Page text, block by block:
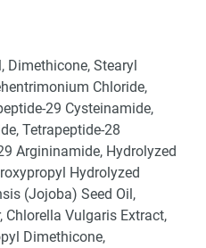
Dimethicone, Stearyl
Chloride,
29 Cysteinamide,
Tetrapeptide-28
Argininamide, Hydrolyzed
Hydrolyzed
(Jojoba) Seed Oil,
Chlorella Vulgaris Extract,
Dimethicone,